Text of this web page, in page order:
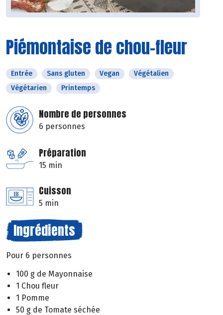
Piémontaise de chou-fleur
Entrée Sans gluten Vegan
Végétalien
Végétarien
Printemps
Nombre de personnes
6 personnes
Préparation
15 min
Cuisson
5 min
Ingrédients
Pour 6 personnes
100 g de Mayonnaise
1 Chou fleur
1 Pomme
50 g de Tomate séchée